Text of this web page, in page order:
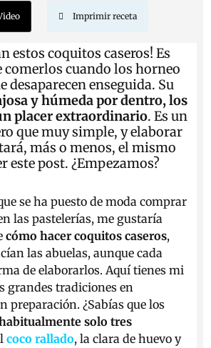
Imprimir receta
estos coquitos caseros! Es
comerlos cuando los horneo
desaparecen enseguida. Su
y húmeda por dentro, los
placer extraordinario. Es un
que muy simple, y elaborar
más o menos, el mismo
este post. ¿Empezamos?
se ha puesto de moda comprar
las pastelerías, me gustaría
cómo hacer coquitos caseros,
las abuelas, aunque cada
de elaborarlos. Aquí tienes mi
grandes tradiciones en
preparación. ¿Sabías que los
solo tres
coco rallado, la clara de huevo y